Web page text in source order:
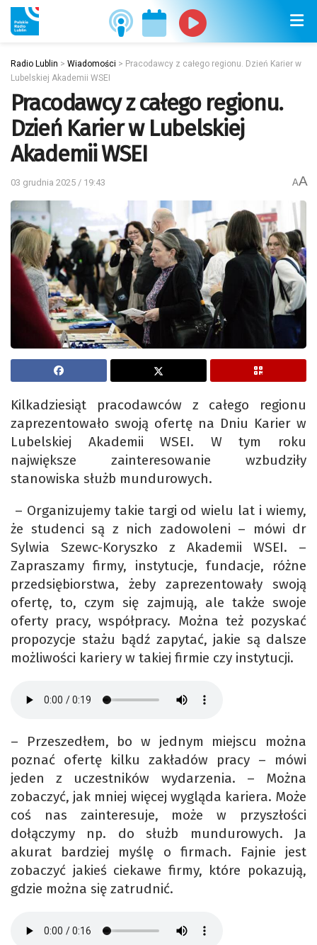
Radio Lublin > Wiadomości > Pracodawcy z całego regionu. Dzień Karier w
Lubelskiej Akademii WSEI
Pracodawcy z całego regionu.
Dzień Karier w Lubelskiej
Akademii WSEI
03 grudnia 2025 / 19:43 AA
Kilkadziesiąt pracodawców z całego regionu
zaprezentowało swoją ofertę na Dniu Karier w
Lubelskiej Akademii WSEI. W tym roku
największe zainteresowanie wzbudziły
stanowiska służb mundurowych.
– Organizujemy takie targi od wielu lat i wiemy,
że studenci są z nich zadowoleni – mówi dr
Sylwia Szewc-Koryszko z Akademii WSEI. –
Zapraszamy firmy, instytucje, fundacje, różne
przedsiębiorstwa, żeby zaprezentowały swoją
ofertę, to, czym się zajmują, ale także swoje
oferty pracy, współpracy. Można też pozyskać
propozycje stażu bądź zapytać, jakie są dalsze
możliwości kariery w takiej firmie czy instytucji.
– Przeszedłem, bo w jednym miejscu można
poznać ofertę kilku zakładów pracy – mówi
jeden z uczestników wydarzenia. – Można
zobaczyć, jak mniej więcej wygląda kariera. Może
coś nas zainteresuje, może w przyszłości
dołączymy np. do służb mundurowych. Ja
akurat bardziej myślę o firmach. Fajnie jest
zobaczyć jakieś ciekawe firmy, które pokazują,
gdzie można się zatrudnić.